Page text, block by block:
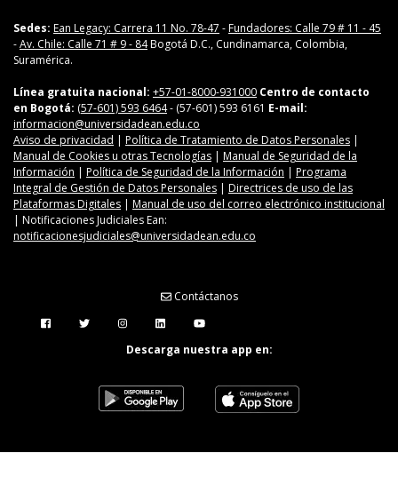
Sedes: Ean Legacy: Carrera 11 No. 78-47 -Fundadores: Calle 79 # 11 - 45
-Av. Chile: Calle 71 # 9 - 84Bogotá D.C., Cundinamarca, Colombia,
Suramérica.
Línea gratuita nacional: +57-01-8000-931000 Centro de contacto
en Bogotá: (57-601) 593 6464- (57-601) 593 6161 E-mail:
informacion@universidadean.edu.co
Aviso de privacidad | Política de Tratamiento de Datos Personales |
Manual de Cookies u otras Tecnologías | Manual de Seguridad de la
Información | Política de Seguridad de la Información | Programa
Integral de Gestión de Datos Personales | Directrices de uso de las
Plataformas Digitales | Manual de uso del correo electrónico institucional
| Notificaciones Judiciales Ean:
notificacionesjudiciales@universidadean.edu.co
Contáctanos
Descarga nuestra app en: